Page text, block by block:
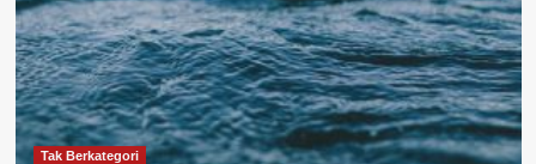
Tak Berkategori